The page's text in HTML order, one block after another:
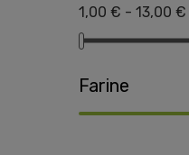
1,00 € - 13,00 €
Farine